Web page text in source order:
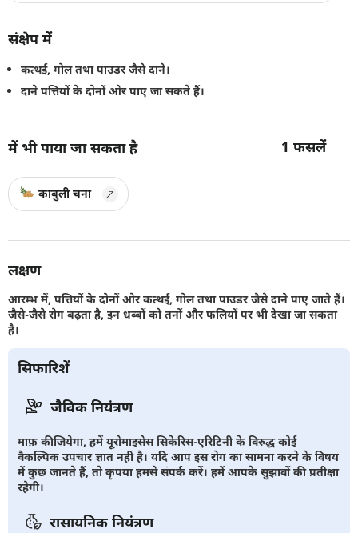
संक्षेप में
कत्थई, गोल तथा पाउडर जैसे दाने।
दाने पत्तियों के दोनों ओर पाए जा सकते हैं।
में भी पाया जा सकता है 1 फसलें
काबुली चना
लक्षण
आरम्भ में, पत्तियों के दोनों ओर कत्थई, गोल तथा पाउडर जैसे दाने पाए जाते हैं।
जैसे-जैसे रोग बढ़ता है, इन धब्बों को तनों और फलियों पर भी देखा जा सकता
है।
सिफारिशें
जैविक नियंत्रण
माफ़ कीजियेगा, हमें यूरोमाइसेस सिकेरिस-एरिटिनी के विरुद्ध कोई
वैकल्पिक उपचार ज्ञात नहीं है। यदि आप इस रोग का सामना करने के विषय
में कुछ जानते हैं, तो कृपया हमसे संपर्क करें। हमें आपके सुझावों की प्रतीक्षा
रहेगी।
रासायनिक नियंत्रण